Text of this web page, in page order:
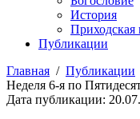
История
Приходская
Публикации
Главная / Публикации
Неделя 6-я по
Дата публикации: